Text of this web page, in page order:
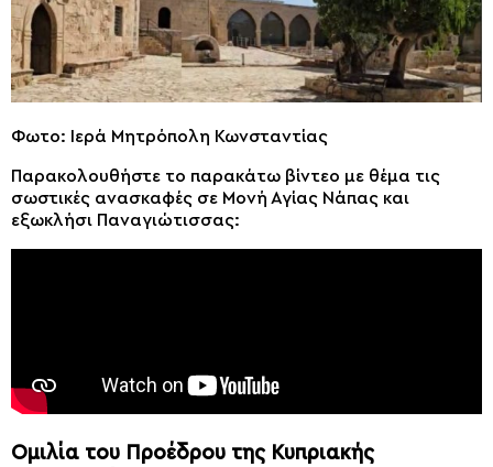
Φωτο: Ιερά Μητρόπολη Κωνσταντίας
Παρακολουθήστε το παρακάτω βίντεο με θέμα τις
σωστικές ανασκαφές σε Μονή Αγίας Νάπας και
εξωκλήσι Παναγιώτισσας:
Ομιλία του Προέδρου της Κυπριακής